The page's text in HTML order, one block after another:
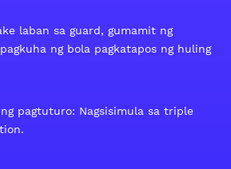
laban sa guard, gumamit ng
ng bola pagkatapos ng huling
pagtuturo: Nagsisimula sa triple